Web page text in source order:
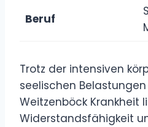
Beruf
Trotz der intensiven
seelischen
Weitzenböck Krankheit
Widerstandsfähigkeit